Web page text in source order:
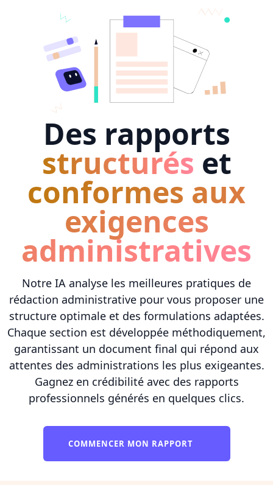
Des rapports
structurés et
conformes aux
exigences
administratives
Notre IA analyse les meilleures pratiques de
rédaction administrative pour vous proposer une
structure optimale et des formulations adaptées.
Chaque section est développée méthodiquement,
garantissant un document final qui répond aux
attentes des administrations les plus exigeantes.
Gagnez en crédibilité avec des rapports
professionnels générés en quelques clics.
COMMENCER MON RAPPORT